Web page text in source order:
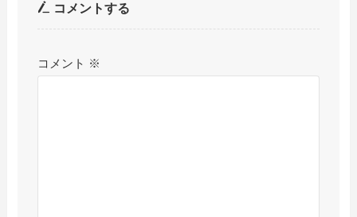
コメントする
コメント ※